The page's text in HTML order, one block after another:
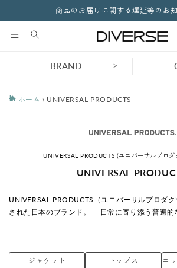
進む
商品のお届けに関する遅延等のお
BRAND >
ホーム › UNIVERSAL PRODUCTS
UNIVERSAL PRODUCTS (ユニバーサルプロダ
コ
ク
シ
ョ
UNIVERSAL
UNIVERSAL PRODUCTS（ユニバーサルプロダ
された日本のブランド。 「日常に寄り添う普遍的な服」をコンセプト
ジャケット
ニ
トップス